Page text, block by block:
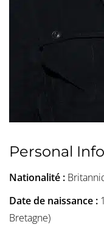
Personal Info
Nationalité :
Date de naissance :
Bretagne)